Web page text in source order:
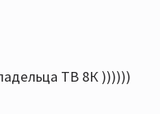
ТВ 8К ))))))